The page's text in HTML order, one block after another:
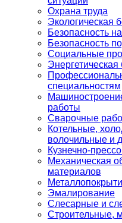
Охрана труда
Экологическая
Безопасность
Безопасность
Социальные
Энергетическая
специальностям
работы
Сварочные
Котельные,
волочильные и
Кузнечно-
Механическая
материалов
Эмалирование
Слесарные и
Строительные,